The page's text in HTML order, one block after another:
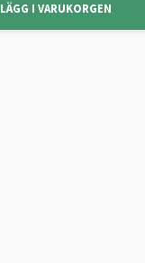
LÄGG I VARUKORGEN